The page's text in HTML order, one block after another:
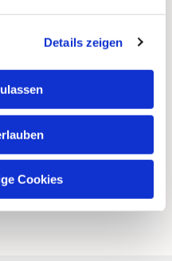
Details zeigen
Cookies